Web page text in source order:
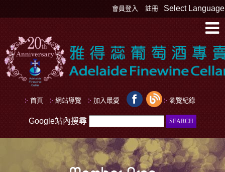
Select Language
會員登入 註冊
首頁 網站導覽 加入最愛 瀏覽紀錄
Google站內搜尋